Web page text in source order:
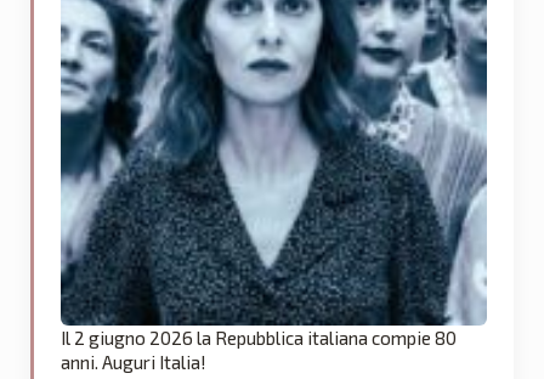
Il 2 giugno 2026 la Repubblica italiana compie 80
anni. Auguri Italia!